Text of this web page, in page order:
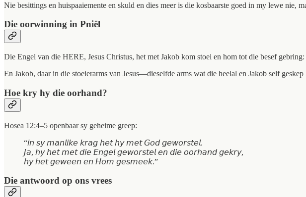
Nie besittings en huispaaiemente en skuld en dies meer is die kosbaarste goed in my lewe nie,
Die oorwinning in Pniël
Die Engel van die HERE, Jesus Christus, het met Jakob kom stoei en hom tot die besef
En Jakob, daar in die stoeierarms van Jesus—dieselfde arms wat die heelal en Jakob self
Hoe kry hy die oorhand?
Hosea 12:4–5 openbaar sy geheime greep:
“𝘪𝘯 𝘴𝘺 𝘮𝘢𝘯𝘭𝘪𝘬𝘦 𝘬𝘳𝘢𝘨 𝘩𝘦𝘵 𝘩𝘺 𝘮𝘦𝘵 𝘎𝘰𝘥 𝘨𝘦𝘸𝘰𝘳𝘴𝘵𝘦𝘭.
𝘑𝘢, 𝘩𝘺 𝘩𝘦𝘵 𝘮𝘦𝘵 𝘥𝘪𝘦 𝘌𝘯𝘨𝘦𝘭 𝘨𝘦𝘸𝘰𝘳𝘴𝘵𝘦𝘭 𝘦𝘯 𝘥𝘪𝘦 𝘰𝘰𝘳𝘩𝘢𝘯𝘥 𝘨𝘦𝘬𝘳𝘺,
𝘩𝘺 𝘩𝘦𝘵 𝘨𝘦𝘸𝘦𝘦𝘯 𝘦𝘯 𝘏𝘰𝘮 𝘨𝘦𝘴𝘮𝘦𝘦𝘬.”
Die antwoord op ons vrees